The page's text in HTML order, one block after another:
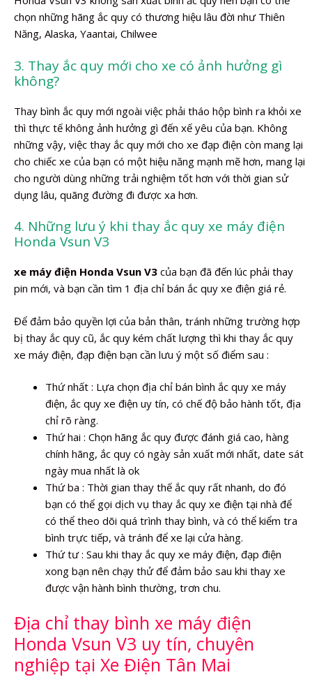
chọn những hãng ắc quy có thương hiệu lâu đời như Thiên
Năng, Alaska, Yaantai, Chilwee
3. Thay ắc quy mới cho xe có ảnh hưởng gì
không?
Thay bình ắc quy mới ngoài việc phải tháo hộp bình ra khỏi xe
thì thực tế không ảnh hưởng gì đến xế yêu của bạn. Không
những vậy, việc thay ắc quy mới cho xe đạp điện còn mang lại
cho chiếc xe của bạn có một hiệu năng mạnh mẽ hơn, mang lại
cho người dùng những trải nghiệm tốt hơn với thời gian sử
dụng lâu, quãng đường đi được xa hơn.
4. Những lưu ý khi thay ắc quy xe máy điện
Honda Vsun V3
xe máy điện Honda Vsun V3 của bạn đã đến lúc phải thay
pin mới, và bạn cần tìm 1 địa chỉ bán ắc quy xe điện giá rẻ.
Để đảm bảo quyền lợi của bản thân, tránh những trường hợp
bị thay ắc quy cũ, ắc quy kém chất lượng thì khi thay ắc quy
xe máy điện, đạp điện bạn cần lưu ý một số điểm sau :
Thứ nhất : Lựa chọn địa chỉ bán bình ắc quy xe máy
điện, ắc quy xe điện uy tín, có chế độ bảo hành tốt, địa
chỉ rõ ràng.
Thứ hai : Chọn hãng ắc quy được đánh giá cao, hàng
chính hãng, ắc quy có ngày sản xuất mới nhất, date sát
ngày mua nhất là ok
Thứ ba : Thời gian thay thế ắc quy rất nhanh, do đó
bạn có thể gọi dịch vụ thay ắc quy xe điện tại nhà để
có thể theo dõi quá trình thay bình, và có thể kiểm tra
bình trực tiếp, và tránh để xe lại cửa hàng.
Thứ tư : Sau khi thay ắc quy xe máy điện, đạp điện
xong bạn nên chạy thử để đảm bảo sau khi thay xe
được vận hành bình thường, trơn chu.
Địa chỉ thay bình xe máy điện
Honda Vsun V3 uy tín, chuyên
nghiệp tại Xe Điện Tân Mai